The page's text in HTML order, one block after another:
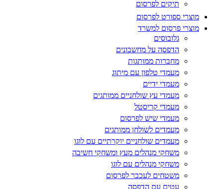
תיקים לפרסום
מוצרי ספורט לפרסום
מוצרי פרסום למשרד
גלובוסים
הדפסה על מחשבונים
מחברות ממותגות
מעמדי טלפון עם מיתוג
מעמדי ידיים
מעמדי עץ שולחניים ממותגים
מעמדי קריסטל
מעמדי שיש לפרסום
מעמדים לשולחן ממותגים
מעמדים שולחניים יוקרתיים עם לוגו
משחקי מנהלים מעץ ומשחקי חשיבה
משחקי מנהלים עם לוגו
משטחים לעכבר לפרסום
עטים עם הדפסה